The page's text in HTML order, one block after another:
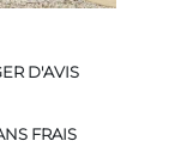
D'AVIS
FRAIS